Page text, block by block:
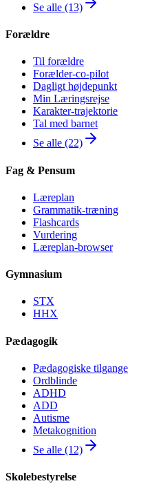
Se alle (13)
Forældre
Til forældre
Forælder-co-pilot
Dagligt højdepunkt
Min Læringsrejse
Karakter-trajektorie
Tal med barnet
Se alle (22)
Fag & Pensum
Læreplan
Grammatik-træning
Flashcards
Vurdering
Læreplan-browser
Gymnasium
STX
HHX
Pædagogik
Pædagogiske tilgange
Ordblinde
ADHD
ADD
Autisme
Metakognition
Se alle (12)
Skolebestyrelse